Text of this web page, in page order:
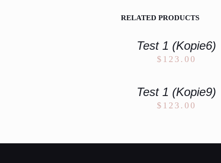
RELATED PRODUCTS
Test 1 (Kopie6)
$ 123.00
Test 1 (Kopie9)
$ 123.00